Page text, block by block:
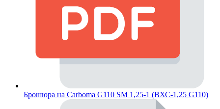
Брошюра на Carboma G110 SM 1,25-1 (ВХС-1,25 G110)